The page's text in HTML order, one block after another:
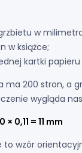
w
w książce;
kartki
ma 200 stron, a
wygląda
0,11 = 11 mm
wzór